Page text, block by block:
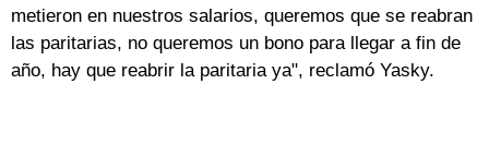
metieron en nuestros salarios, queremos que se reabran
las paritarias, no queremos un bono para llegar a fin de
año, hay que reabrir la paritaria ya", reclamó Yasky.